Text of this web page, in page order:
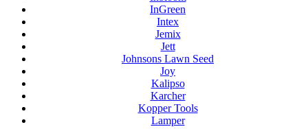
InGreen
Intex
Jemix
Jett
Johnsons Lawn Seed
Joy
Kalipso
Karcher
Kopper Tools
Lamper